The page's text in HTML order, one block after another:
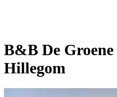
B&B De
Hillegom